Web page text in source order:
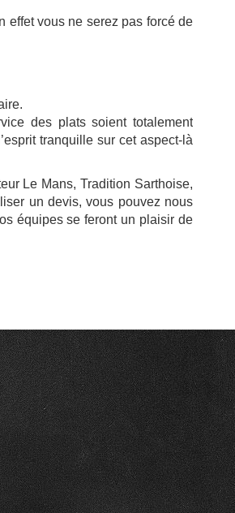
effet vous ne serez pas forcé de
des plats soient totalement
tranquille sur cet aspect-là
Le Mans, Tradition Sarthoise,
un devis, vous pouvez nous
équipes se feront un plaisir de